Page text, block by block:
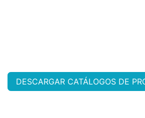
DESCARGAR CATÁLOGOS DE